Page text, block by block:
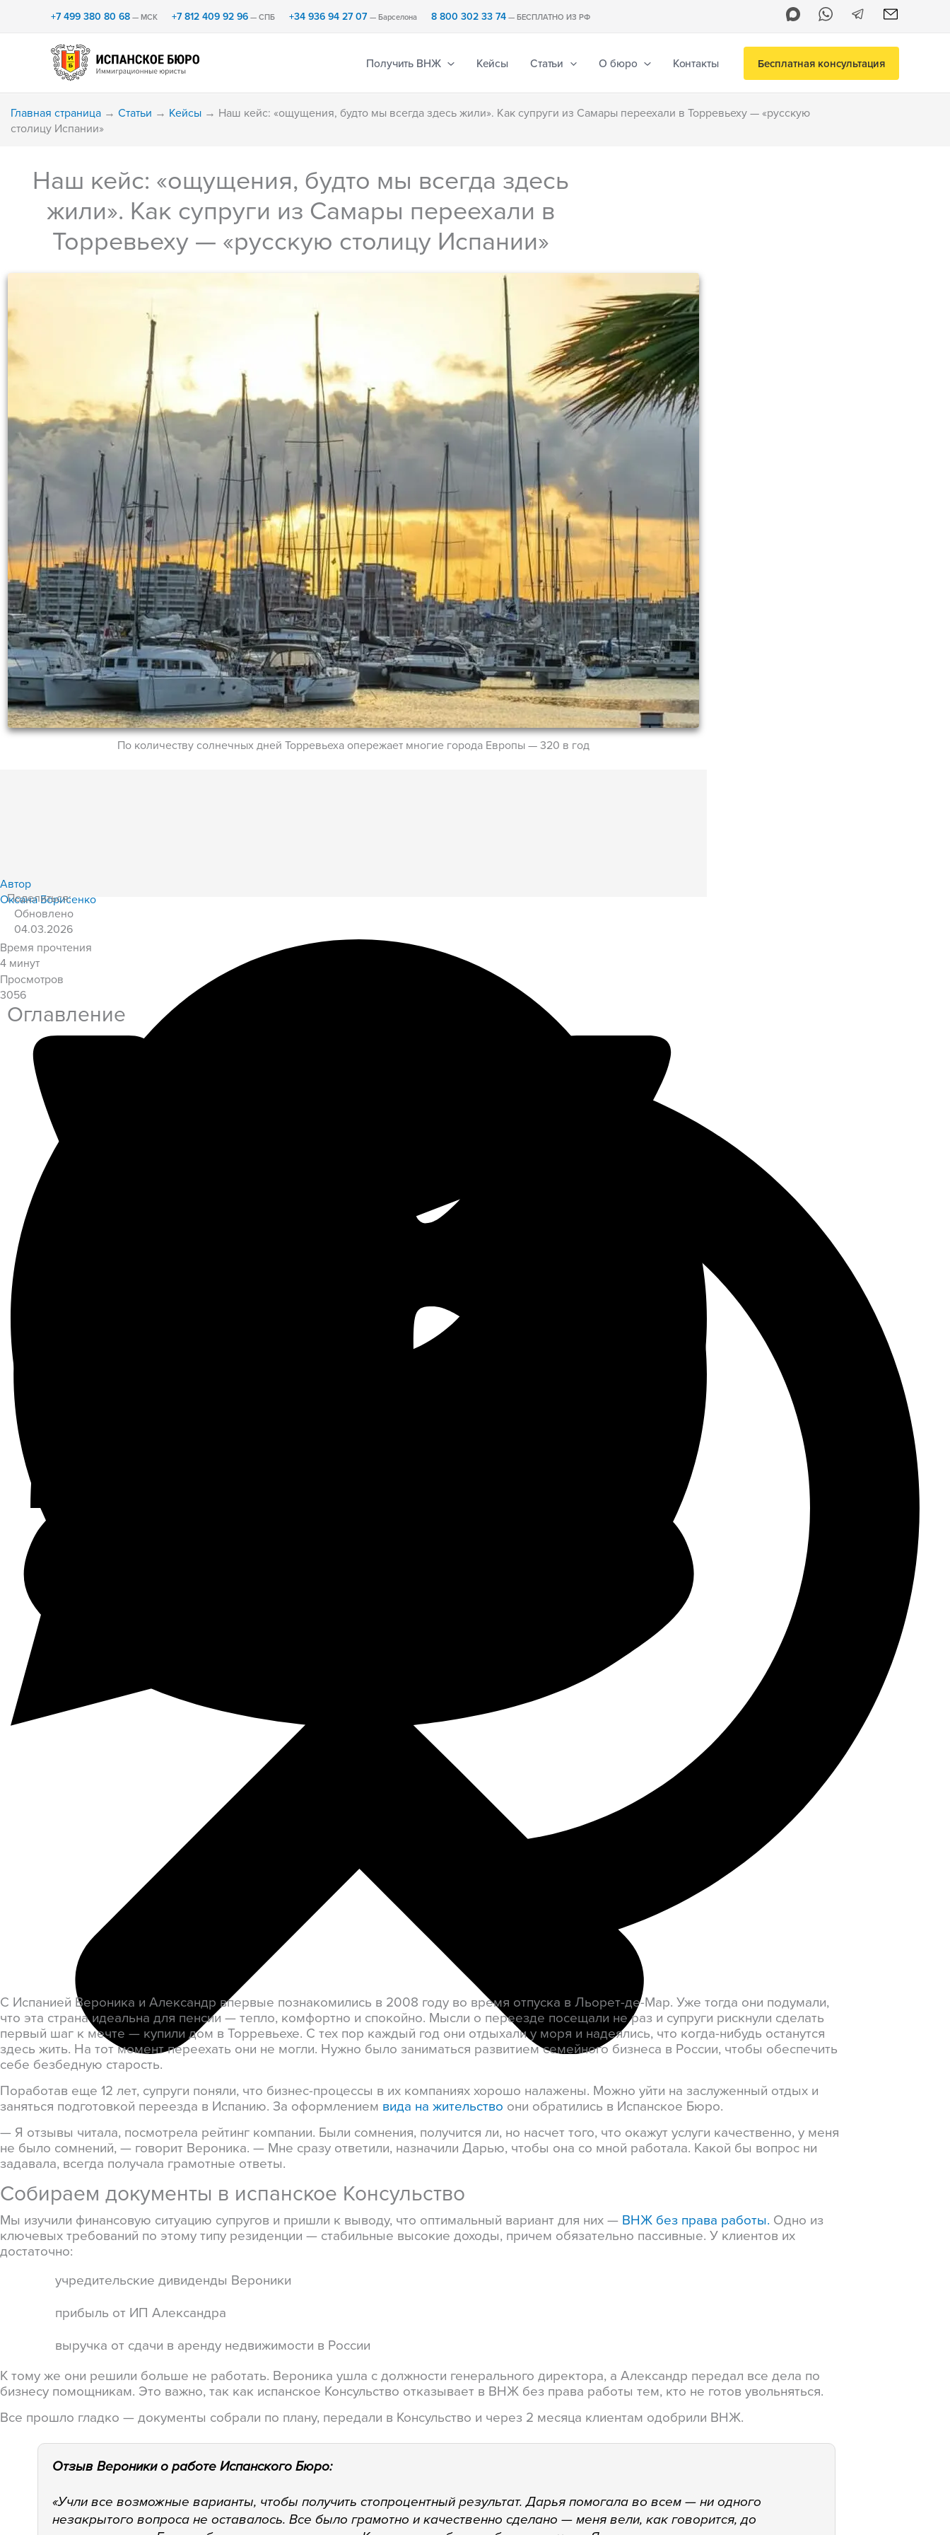
+7 499 380 80 68— МСК +7 812 409 92 96— СПБ +34 936 94 27 07— Барселона 8 800 302 33 74— БЕСПЛАТНО ИЗ РФ
Получить ВНЖ Кейсы Статьи О бюро Контакты Бесплатная консультация
Главная страница → Статьи → Кейсы → Наш кейс: «ощущения, будто мы всегда здесь жили». Как супруги из Самары переехали в Торревьеху — «русскую
столицу Испании»
Наш кейс: «ощущения, будто мы всегда здесь
жили». Как супруги из Самары переехали в
Торревьеху — «русскую столицу Испании»
По количеству солнечных дней Торревьеха опережает многие города Европы — 320 в год
Автор
Оксана Борисенко
Обновлено
04.03.2026
Время прочтения
4 минут
Просмотров
3056
Поделиться:
Оглавление
С Испанией Вероника и Александр впервые познакомились в 2008 году во время отпуска в Льорет-де-Мар. Уже тогда они подумали,
что эта страна идеальна для пенсии — тепло, комфортно и спокойно. Мысли о переезде посещали не раз и супруги рискнули сделать
первый шаг к мечте — купили дом в Торревьехе. С тех пор каждый год они отдыхали у моря и надеялись, что когда-нибудь останутся
здесь жить. На тот момент переехать они не могли. Нужно было заниматься развитием семейного бизнеса в России, чтобы обеспечить
себе безбедную старость.
Поработав еще 12 лет, супруги поняли, что бизнес-процессы в их компаниях хорошо налажены. Можно уйти на заслуженный отдых и
заняться подготовкой переезда в Испанию. За оформлением вида на жительство они обратились в Испанское Бюро.
— Я отзывы читала, посмотрела рейтинг компании. Были сомнения, получится ли, но насчет того, что окажут услуги качественно, у меня
не было сомнений, — говорит Вероника. — Мне сразу ответили, назначили Дарью, чтобы она со мной работала. Какой бы вопрос ни
задавала, всегда получала грамотные ответы.
Собираем документы в испанское Консульство
Мы изучили финансовую ситуацию супругов и пришли к выводу, что оптимальный вариант для них — ВНЖ без права работы. Одно из
ключевых требований по этому типу резиденции — стабильные высокие доходы, причем обязательно пассивные. У клиентов их
достаточно:
учредительские дивиденды Вероники
прибыль от ИП Александра
выручка от сдачи в аренду недвижимости в России
К тому же они решили больше не работать. Вероника ушла с должности генерального директора, а Александр передал все дела по
бизнесу помощникам. Это важно, так как испанское Консульство отказывает в ВНЖ без права работы тем, кто не готов увольняться.
Все прошло гладко — документы собрали по плану, передали в Консульство и через 2 месяца клиентам одобрили ВНЖ.
Отзыв Вероники о работе Испанского Бюро:
«Учли все возможные варианты, чтобы получить стопроцентный результат. Дарья помогала во всем — ни одного
незакрытого вопроса не оставалось. Все было грамотно и качественно сделано — меня вели, как говорится, до